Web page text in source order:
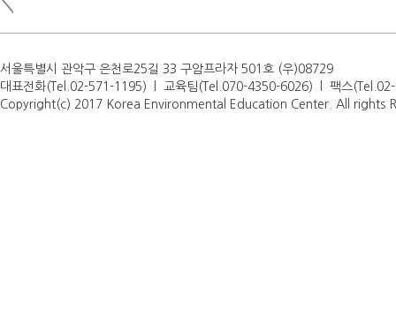
서울특별시 관악구 은천로25길 33 구암프라자 501호 (우)08729
대표전화(Tel.02-571-1195) l 교육팀(Tel.070-4350-6026) l 팩스
Copyright(c) 2017 Korea Environmental Education Center. All rights